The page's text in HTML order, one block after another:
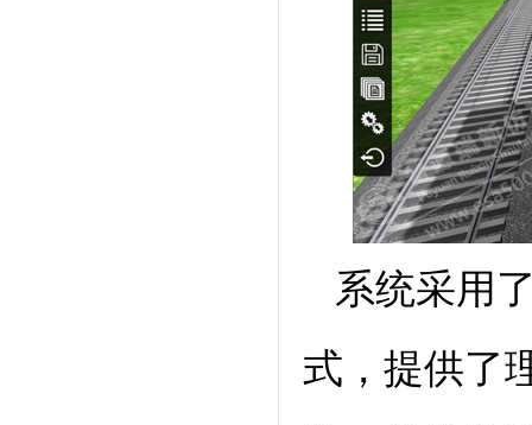
系统采用
式，提供了